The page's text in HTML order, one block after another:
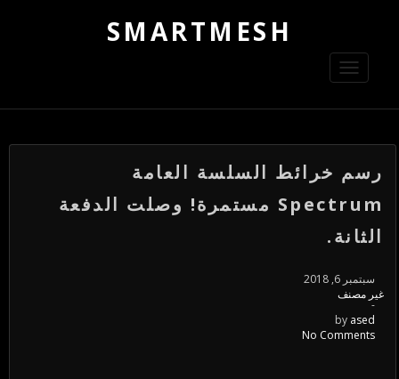
SMARTMESH
Toggle
navigation
رسم خرائط السلسة العامة
Spectrum مستمرة! وصلت الدفعة
الثانة.
سبتمبر 6, 2018
غير مصنف
-
by ased
No Comments